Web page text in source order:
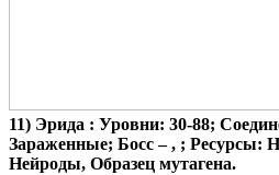
11) Эрида : Уровни: 30-88;
Зараженные; Босс – , ; Ресурсы:
Нейроды, Образец мутагена.